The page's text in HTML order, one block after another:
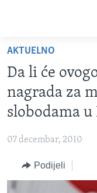
glavni
sadržaj
na
glavnu
Idi
pretragu
TV PROGRAM
FOTOGRAFIJE DANA
SJEDINJENE
BOSNA I
NAUKA I
SPECIJALNI PROJEKTI
KORUPCIJA
AKTUELNO
Da li će
nagrada za
slobodama u
07 decembar, 2010
Podijeli